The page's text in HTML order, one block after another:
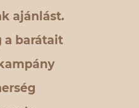
ajánlást.
a barátait